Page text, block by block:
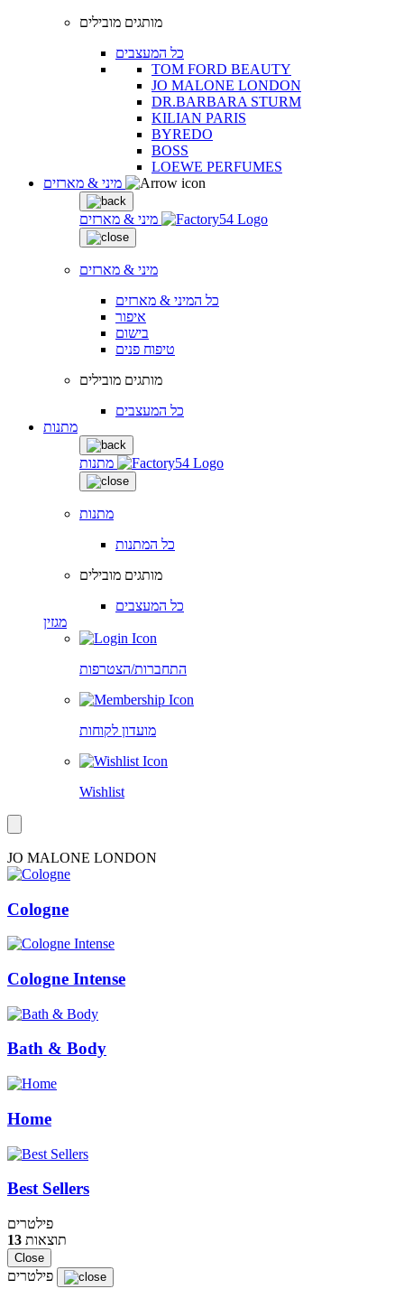
מותגים מובילים
כל המעצבים
TOM FORD BEAUTY
JO MALONE LONDON
DR.BARBARA STURM
KILIAN PARIS
BYREDO
BOSS
LOEWE PERFUMES
מיני & מארזים
מיני & מארזים
כל המיני & מארזים
איפור
בישום
טיפוח פנים
מותגים מובילים
כל המעצבים
מתנות
מתנות
מתנות
כל המתנות
מותגים מובילים
כל המעצבים
מגזין
התחברות/הצטרפות
מועדון לקוחות
Wishlist
JO MALONE LONDON
Cologne
Cologne Intense
Bath & Body
Home
Best Sellers
פילטרים
13 תוצאות
Close